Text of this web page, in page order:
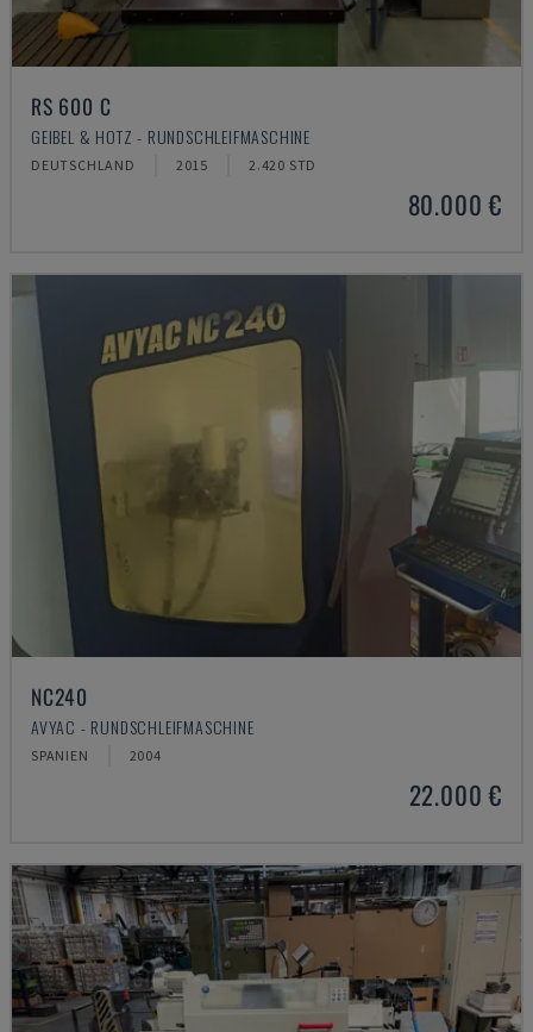
RS 600 C
GEIBEL & HOTZ - RUNDSCHLEIFMASCHINE
DEUTSCHLAND 2015 2.420 STD
80.000 €
NC240
AVYAC - RUNDSCHLEIFMASCHINE
SPANIEN 2004
22.000 €